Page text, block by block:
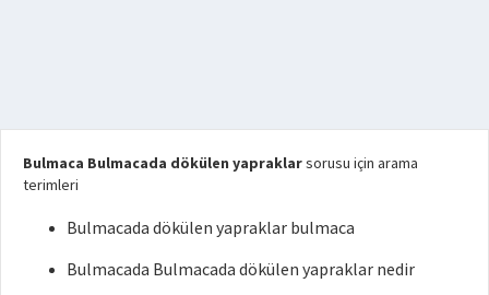
Bulmaca Bulmacada dökülen yapraklarsorusu için arama
terimleri
Bulmacada dökülen yapraklar bulmaca
Bulmacada Bulmacada dökülen yapraklar nedir